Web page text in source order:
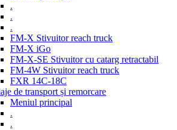
.
.
.
FM-X Stivuitor reach truck
FM-X iGo
FM-X-SE Stivuitor cu catarg retractabil
FM-4W Stivuitor reach truck
FXR 14C-18C
de transport și remorcare
Meniul principal
.
.